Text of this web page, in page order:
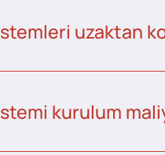
uzaktan
kurulum